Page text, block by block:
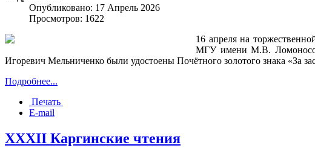
Опубликовано: 17 Апрель 2026
Просмотров: 1622
16 апреля на
МГУ имени М.В.
Игоревич Мельниченко были удостоены Почётного золотого знака
Подробнее...
Печать
E-mail
XXXII Каргинские чтения